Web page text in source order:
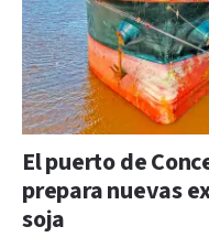
El puerto de
prepara nuevas
soja